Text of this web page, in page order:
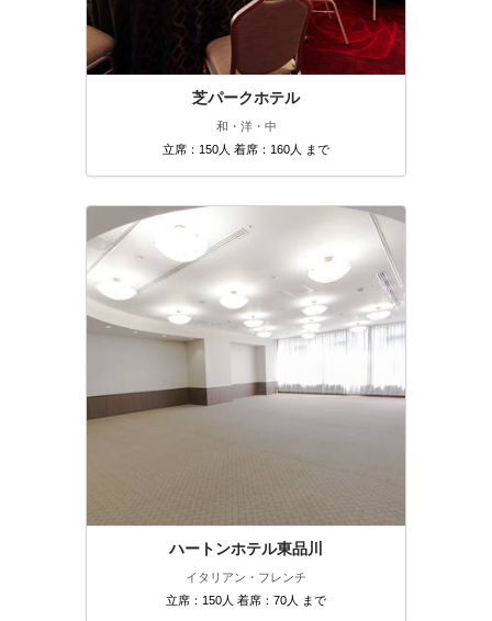
芝パークホテル
和・洋・中
立席：150人 着席：160人 まで
ハートンホテル東品川
イタリアン・フレンチ
立席：150人 着席：70人 まで